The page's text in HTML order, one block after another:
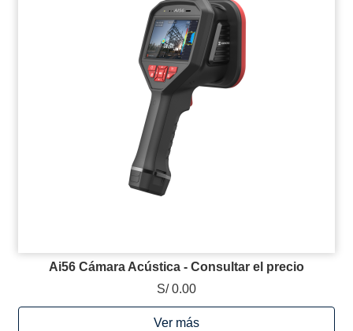
Ai56 Cámara Acústica - Consultar el precio
S/ 0.00
Ver más